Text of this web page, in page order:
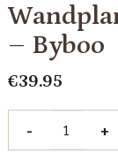
– Byboo
€39.95
- +